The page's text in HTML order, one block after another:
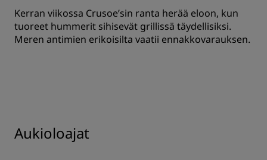
Kerran viikossa Crusoe’sin ranta herää eloon, kun
tuoreet hummerit sihisevät grillissä täydellisiksi.
Meren antimien erikoisilta vaatii ennakkovarauksen.
Aukioloajat